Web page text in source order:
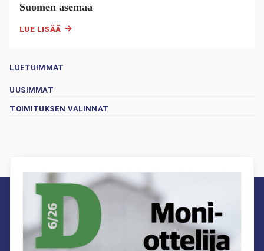
Suomen asemaa
LUE LISÄÄ
LUETUIMMAT
UUSIMMAT
TOIMITUKSEN VALINNAT